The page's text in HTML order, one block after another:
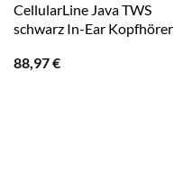
CellularLine Java TWS
schwarz In-Ear Kopfhörer
88,97€